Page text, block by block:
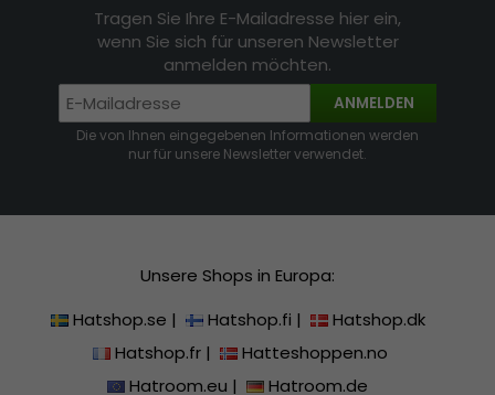
Tragen Sie Ihre E-Mailadresse hier ein,
wenn Sie sich für unseren Newsletter
anmelden möchten.
ANMELDEN
Die von Ihnen eingegebenen Informationen werden
nur für unsere Newsletter verwendet.
Unsere Shops in Europa:
Hatshop.se | Hatshop.fi |
Hatshop.dk
Hatshop.fr|
Hatteshoppen.no
Hatroom.eu |
Hatroom.de